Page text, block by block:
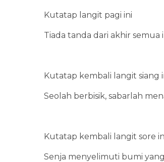
Kutatap langit pagi ini
Tiada tanda dari akhir semua
Kutatap kembali langit siang
Seolah berbisik, sabarlah
Kutatap kembali langit sore
Senja menyelimuti bumi